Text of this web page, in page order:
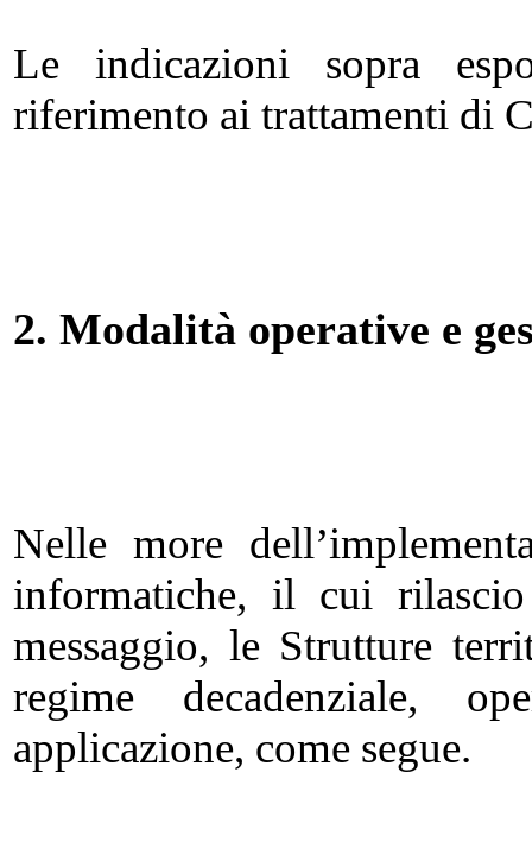
Le indicazioni sopra
riferimento ai trattamenti di
2. Modalità operative e
Nelle more
informatiche, il cui
messaggio, le Strutture
regime decadenziale,
applicazione, come segue.